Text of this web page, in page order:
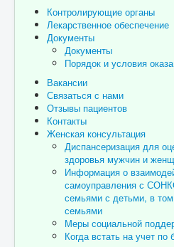
Контролирующие органы
Лекарственное обеспечение
Документы
Документы
Порядок и условия
Вакансии
Связаться с нами
Отзывы пациентов
Контакты
Женская консультация
Диспансеризация для
здоровья мужчин и
Информация о
самоуправления с
семьями с детьми, в
семьями
Меры социальной
Когда встать на учет по